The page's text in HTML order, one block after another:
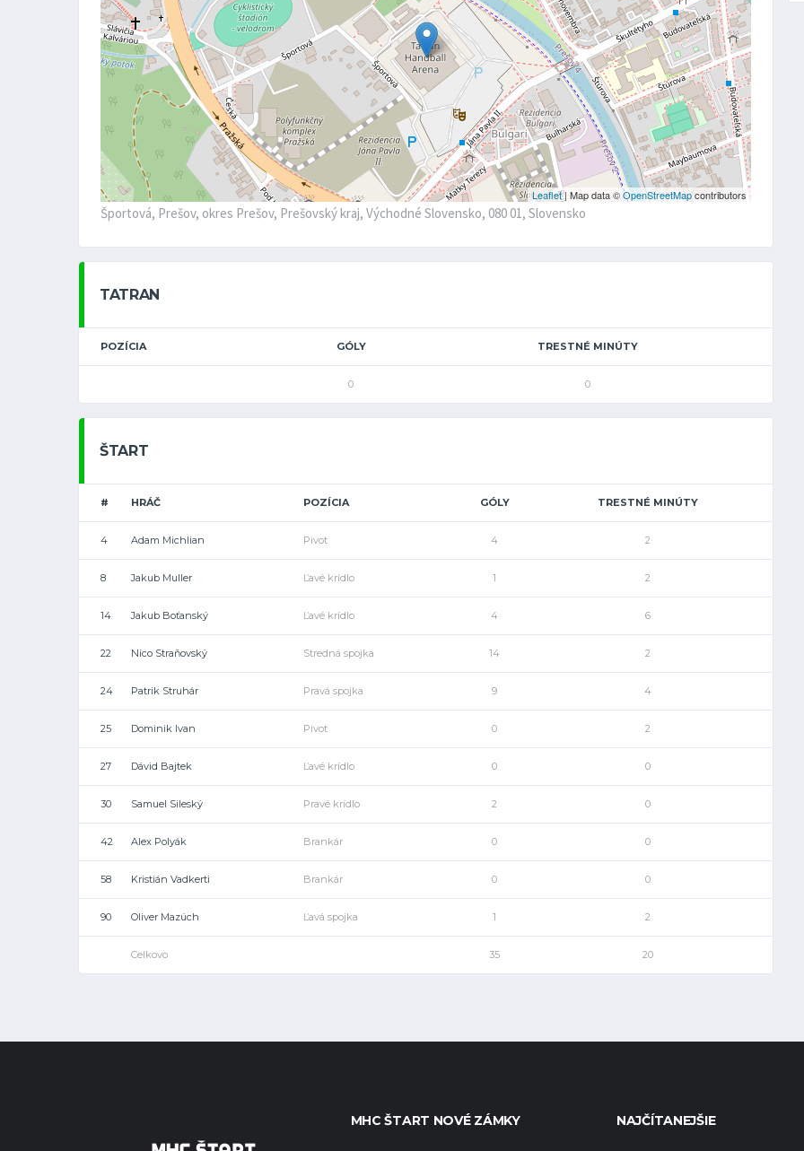
Leaflet| Map data ©OpenStreetMapcontributors
Športová, Prešov, okres Prešov, Prešovský kraj, Východné Slovensko, 080 01, Slovensko
TATRAN
POZÍCIA GÓLY TRESTNÉ MINÚTY
0 0
ŠTART
# HRÁČ POZÍCIA GÓLY TRESTNÉ MINÚTY
4 Adam Michlian Pivot 4 2
8 Jakub Muller Ľavé krídlo 1 2
14 Jakub Boťanský Ľavé krídlo 4 6
22 Nico Straňovský Stredná spojka 14 2
24 Patrik Struhár Pravá spojka 9 4
25 Dominik Ivan Pivot 0 2
27 Dávid Bajtek Ľavé krídlo 0 0
30 Samuel Sileský Pravé krídlo 2 0
42 Alex Polyák Brankár 0 0
58 Kristián Vadkerti Brankár 0 0
90 Oliver Mazúch Ľavá spojka 1 2
Celkovo 35 20
MHC ŠTART NOVÉ ZÁMKY NAJČÍTANEJŠIE